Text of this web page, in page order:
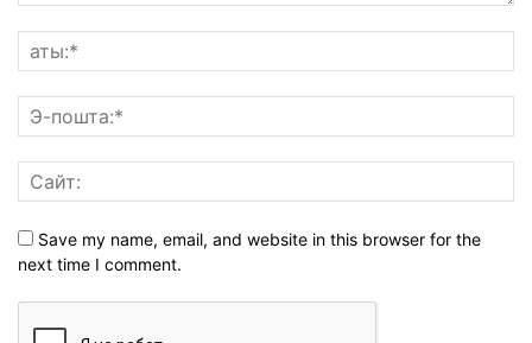
Save my name, email, and website in this browser for the
next time I comment.